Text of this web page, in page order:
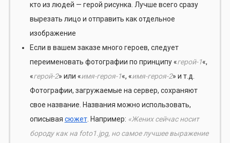
кто из людей — герой рисунка. Лучше всего сразу
вырезать лицо и отправить как отдельное
изображение
Если в вашем заказе много героев, следует
переименовать фотографии по принципу «герой-1«,
«герой-2» или «имя-героя-1«, «имя-героя-2» и т.д.
Фотографии, загружаемые на сервер, сохраняют
свое название. Названия можно использовать,
описывая сюжет. Например: «Жених сейчас носит
бороду как на foto1.jpg, но самое лучшее выражение